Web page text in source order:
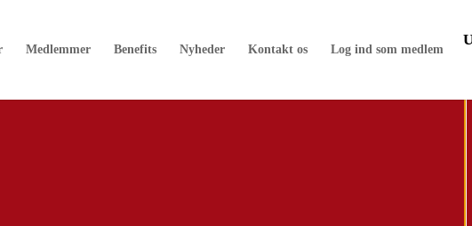
Medlemmer Benefits Nyheder Kontakt os Log ind som medlem